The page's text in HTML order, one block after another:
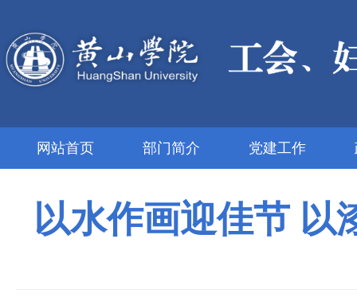
网站首页 部门简介 党建工作
以水作画迎佳节